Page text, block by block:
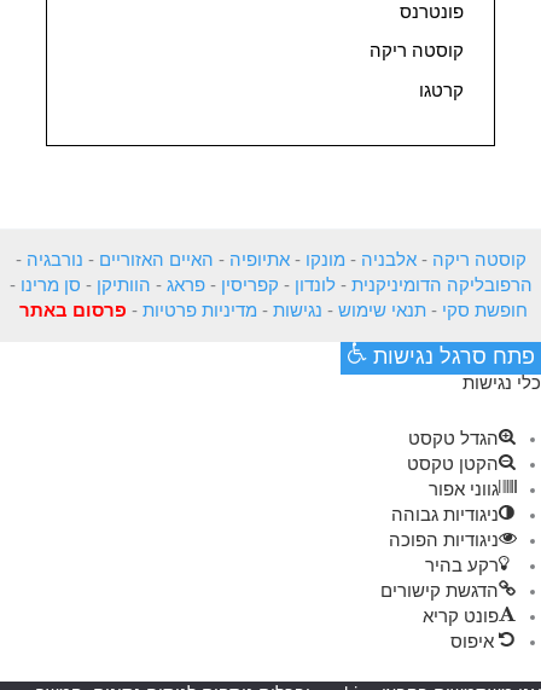
פונטרנס
קוסטה ריקה
קרטגו
קוסטה ריקה -אלבניה - מונקו -אתיופיה - האיים האזוריים - נורבגיה -
הרפובליקה הדומיניקנית -לונדון - קפריסין -פראג - הוותיקן - סן מרינו -
חופשת סקי -תנאי שימוש - נגישות - מדיניות פרטיות - פרסום באתר
פתח סרגל נגישות
כלי נגישות
הגדל טקסט
הקטן טקסט
גווני אפור
ניגודיות גבוהה
ניגודיות הפוכה
רקע בהיר
הדגשת קישורים
פונט קריא
איפוס